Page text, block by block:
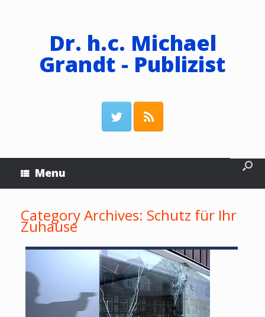
Dr. h.c. Michael
Grandt - Publizist
Menu
Category Archives: Schutz für Ihr
Zuhause